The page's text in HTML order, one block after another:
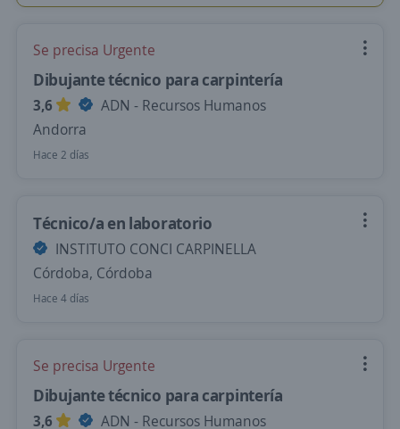
Se precisa Urgente
Dibujante técnico para carpintería
3,6
ADN - Recursos Humanos
Andorra
Hace 2 días
Técnico/a en laboratorio
INSTITUTO CONCI CARPINELLA
Córdoba, Córdoba
Hace 4 días
Se precisa Urgente
Dibujante técnico para carpintería
3,6
ADN - Recursos Humanos